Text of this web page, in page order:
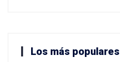
Los más populares